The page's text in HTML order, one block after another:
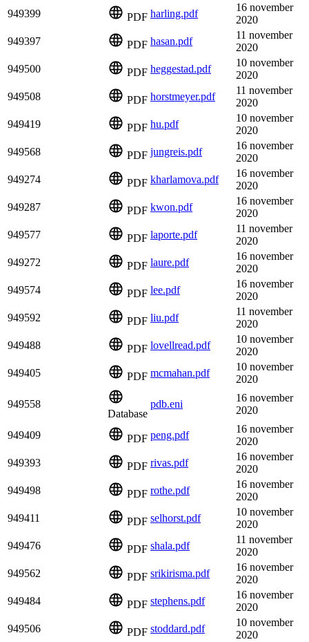
949399
PDF harling.pdf
16 november
2020
949397
PDF hasan.pdf
11 november
2020
949500
PDF heggestad.pdf
10 november
2020
949508
PDF horstmeyer.pdf
11 november
2020
949419
PDF hu.pdf
10 november
2020
949568
PDF jungreis.pdf
16 november
2020
949274
PDF kharlamova.pdf
16 november
2020
949287
PDF kwon.pdf
16 november
2020
949577
PDF laporte.pdf
11 november
2020
949272
PDF laure.pdf
16 november
2020
949574
PDF lee.pdf
16 november
2020
949592
PDF liu.pdf
11 november
2020
949488
PDF lovellread.pdf
10 november
2020
949405
PDF mcmahan.pdf
10 november
2020
949558
Database
pdb.eni
16 november
2020
949409 PDF peng.pdf
16 november
2020
949393
PDF rivas.pdf
16 november
2020
949498
PDF rothe.pdf
16 november
2020
949411
PDF selhorst.pdf
10 november
2020
949476
PDF shala.pdf
11 november
2020
949562
PDF srikirisma.pdf
16 november
2020
949484
PDF stephens.pdf
16 november
2020
949506
PDF stoddard.pdf
10 november
2020